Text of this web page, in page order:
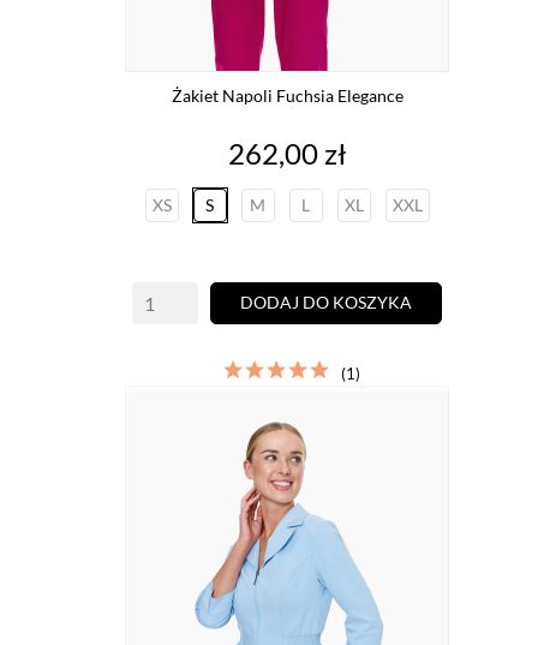
Żakiet Napoli Fuchsia Elegance
Cena
262,00 zł
XS S M L XL XXL
DODAJ DO KOSZYKA
(1)